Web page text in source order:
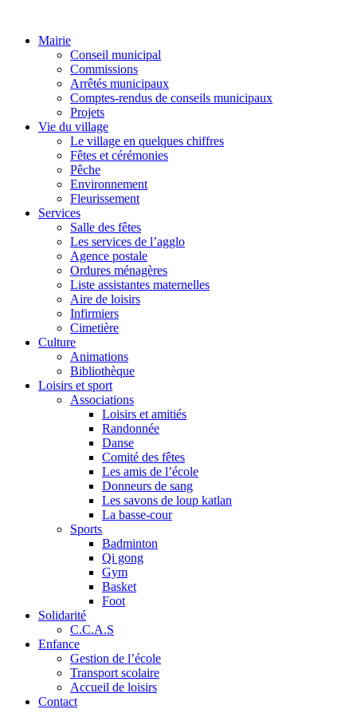
Mairie
Conseil municipal
Commissions
Arrêtés municipaux
Comptes-rendus de conseils municipaux
Projets
Vie du village
Le village en quelques chiffres
Fêtes et cérémonies
Pêche
Environnement
Fleurissement
Services
Salle des fêtes
Les services de l’agglo
Agence postale
Ordures ménagères
Liste assistantes maternelles
Aire de loisirs
Infirmiers
Cimetière
Culture
Animations
Bibliothèque
Loisirs et sport
Associations
Loisirs et amitiés
Randonnée
Danse
Comité des fêtes
Les amis de l’école
Donneurs de sang
Les savons de loup katlan
La basse-cour
Sports
Badminton
Qi gong
Gym
Basket
Foot
Solidarité
C.C.A.S
Enfance
Gestion de l’école
Transport scolaire
Accueil de loisirs
Contact